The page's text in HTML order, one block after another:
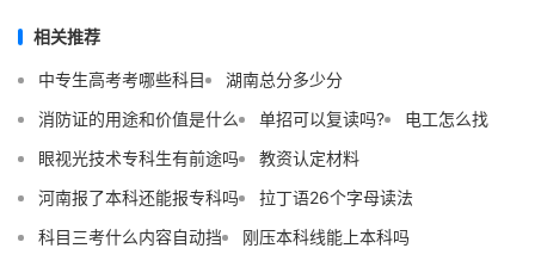
相关推荐
中专生高考考哪些科目
湖南总分多少分
消防证的用途和价值是什么
单招可以复读吗?
电工怎么找
眼视光技术专科生有前途吗
教资认定材料
河南报了本科还能报专科吗
拉丁语26个字母读法
科目三考什么内容自动挡
刚压本科线能上本科吗